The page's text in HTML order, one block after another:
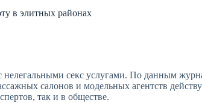
в элитных районах
секс услугами. По данным
салонов и модельных агентств
так и в обществе.